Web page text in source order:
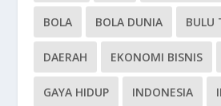
BOLA BOLA DUNIA BULU
DAERAH EKONOMI BISNIS
GAYA HIDUP INDONESIA